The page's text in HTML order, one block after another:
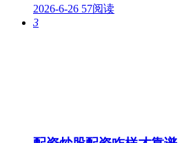
2026-6-26 57阅读
3